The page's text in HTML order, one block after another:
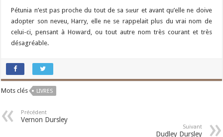
Pétunia n’est pas proche du tout de sa sœur et avant qu’elle ne doive
adopter son neveu, Harry, elle ne se rappelait plus du vrai nom de
celui-ci, pensant à Howard, ou tout autre nom très courant et très
désagréable.
Mots clés LIVRES
Précédent
Vernon Dursley
Suivant
Dudley Dursley